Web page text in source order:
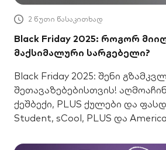
2 წუთი წასაკითხად
Black Friday 2025: როგორ
მაქსიმალური სარგებელი?
Black Friday 2025: შენი
შეთავაზებებისთვის!
ქეშბექი, PLUS ქულები და
Student, sCool, PLUS და